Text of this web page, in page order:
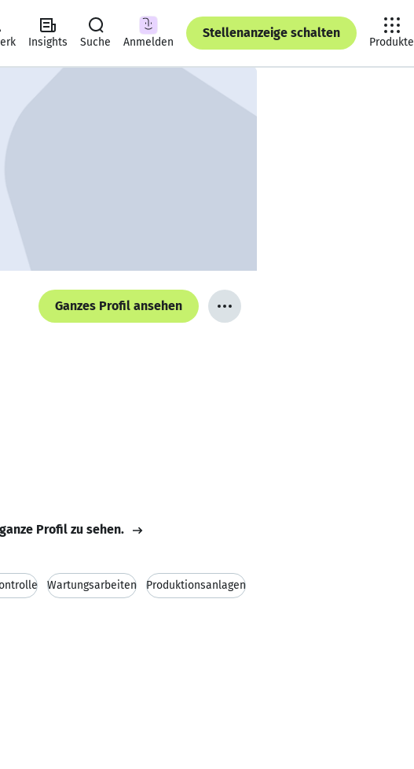
Insights Suche Anmelden
Stellenanzeige schalten
Produkte
Ganzes Profil ansehen
Profil zu sehen.
Wartungsarbeiten Produktionsanlagen